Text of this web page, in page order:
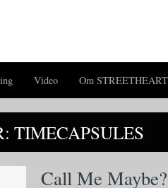
Video Om STREETHEART
TIMECAPSULES
Call Me Maybe?